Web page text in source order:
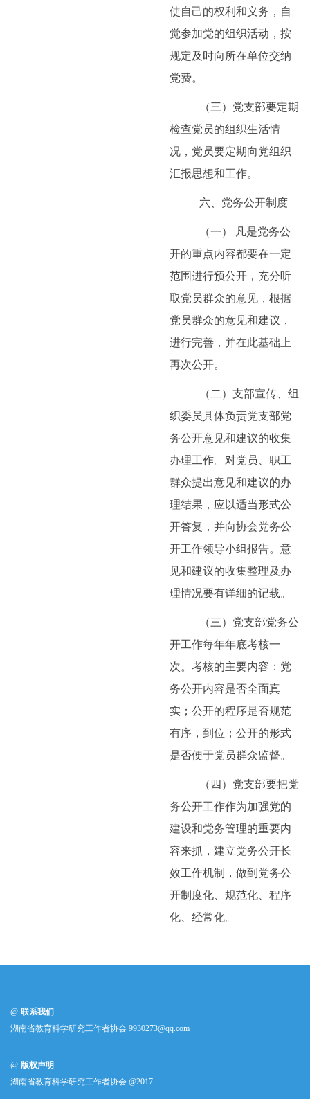
使自己的权利和义务，自
觉参加党的组织活动，按
规定及时向所在单位交纳
党费。
（三）党支部要定期
检查党员的组织生活情
况，党员要定期向党组织
汇报思想和工作。
六、党务公开制度
（一） 凡是党务公
开的重点内容都要在一定
范围进行预公开，充分听
取党员群众的意见，根据
党员群众的意见和建议，
进行完善，并在此基础上
再次公开。
（二）支部宣传、组
织委员具体负责党支部党
务公开意见和建议的收集
办理工作。对党员、职工
群众提出意见和建议的办
理结果，应以适当形式公
开答复，并向协会党务公
开工作领导小组报告。意
见和建议的收集整理及办
理情况要有详细的记载。
（三）党支部党务公
开工作每年年底考核一
次。考核的主要内容：党
务公开内容是否全面真
实；公开的程序是否规范
有序，到位；公开的形式
是否便于党员群众监督。
（四）党支部要把党
务公开工作作为加强党的
建设和党务管理的重要内
容来抓，建立党务公开长
效工作机制，做到党务公
开制度化、规范化、程序
化、经常化。
联系我们
湖南省教育科学研究工作者协会 9930273@qq.com
版权声明
湖南省教育科学研究工作者协会 @2017